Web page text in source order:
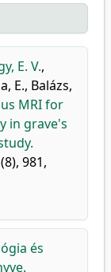
E. V.,
E., Balázs,
MRI for
in grave's
981,
és